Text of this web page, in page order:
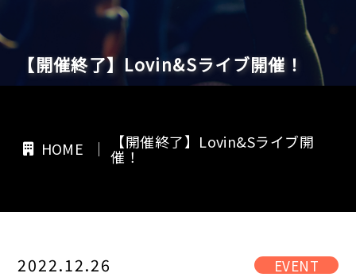
【開催終了】Lovin&Sライブ開催！
HOME 【開催終了】Lovin&Sライブ開
催！
EVENT
2022.12.26